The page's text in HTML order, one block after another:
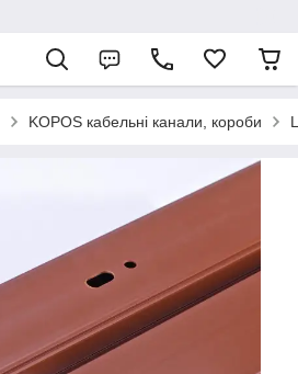
KOPOS кабельні канали, короби